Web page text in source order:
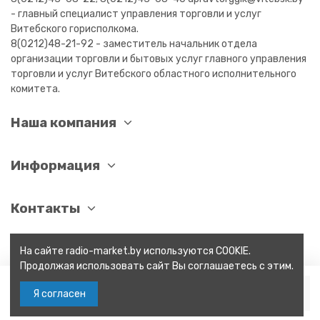
Наша компания
Информация
Контакты
- главный специалист управления торговли и услуг
Витебского горисполкома.
8(0212)48-21-92 - заместитель начальник отдела
организации торговли и бытовых услуг главного управления
торговли и услуг Витебского областного исполнительного
комитета.
На сайте radio-market.by используются COOKIE.
Продолжая использовать сайт Вы соглашаетесь с этим.
Я согласен